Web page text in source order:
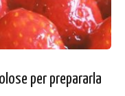
per prepararla